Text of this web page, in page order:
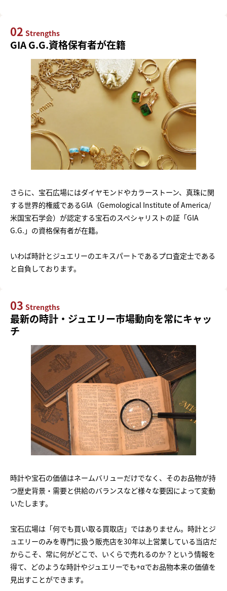
02 Strengths
GIA G.G.資格保有者が在籍
さらに、宝石広場にはダイヤモンドやカラーストーン、真珠に関
する世界的権威であるGIA（Gemological Institute of America/
米国宝石学会）が認定する宝石のスペシャリストの証「GIA
G.G.」の資格保有者が在籍。
いわば時計とジュエリーのエキスパートであるプロ査定士である
と自負しております。
03 Strengths
最新の時計・ジュエリー市場動向を常にキャッ
チ
時計や宝石の価値はネームバリューだけでなく、そのお品物が持
つ歴史背景・需要と供給のバランスなど様々な要因によって変動
いたします。
宝石広場は「何でも買い取る買取店」ではありません。時計とジ
ュエリーのみを専門に扱う販売店を30年以上営業している当店だ
からこそ、常に何がどこで、いくらで売れるのか？という情報を
得て、どのような時計やジュエリーでも+αでお品物本来の価値を
見出すことができます。